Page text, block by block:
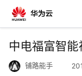
返
中电福富智
铺路能手